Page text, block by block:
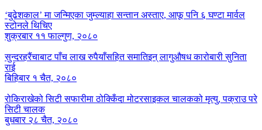
‘बुढेशकाल’ मा जन्मिएका जुम्ल्याहा सन्तान अस्ताए, आफू पनि ६ घण्टा मार्वल
स्टोनले थिचिए
शुक्रबार ११ फाल्गुण, २०८०
सुन्दरहरैंचाबाट पाँच लाख रुपैयाँसहित समातिइन् लागुऔषध कारोबारी सुनिता
राई
बिहिबार १ चैत, २०८०
रोकिराखेको सिटी सफारीमा ठोक्किँदा मोटरसाइकल चालकको मृत्यु, पक्राउ परे
सिटी चालक
बुधबार २८ चैत, २०८०